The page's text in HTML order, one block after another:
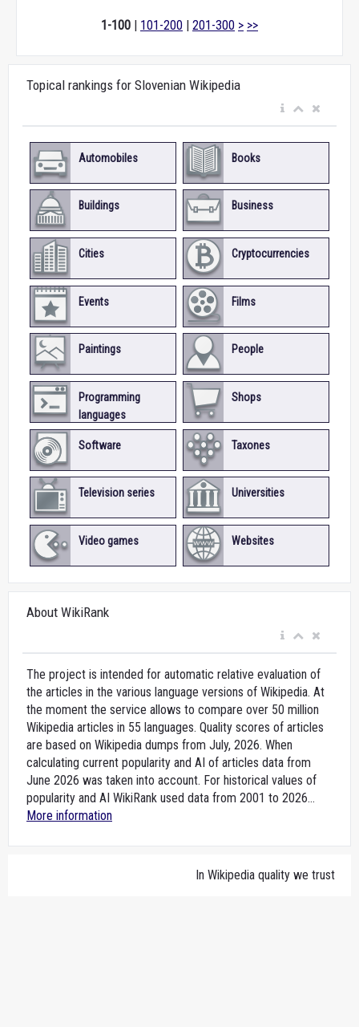
1-100 | 101-200 | 201-300 > >>
Topical rankings for Slovenian Wikipedia
Automobiles Books
Buildings Business
Cities Cryptocurrencies
Events Films
Paintings People
Programming
languages
Shops
Software Taxones
Television series Universities
Video games Websites
About WikiRank
The project is intended for automatic relative evaluation of
the articles in the various language versions of Wikipedia. At
the moment the service allows to compare over 50 million
Wikipedia articles in 55 languages. Quality scores of articles
are based on Wikipedia dumps from July, 2026. When
calculating current popularity and AI of articles data from
June 2026 was taken into account. For historical values of
popularity and AI WikiRank used data from 2001 to 2026...
More information
In Wikipedia quality we trust